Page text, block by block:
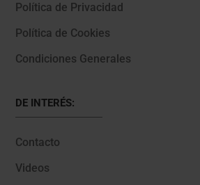
Política de Privacidad
Política de Cookies
Condiciones Generales
DE INTERÉS:
Contacto
Videos